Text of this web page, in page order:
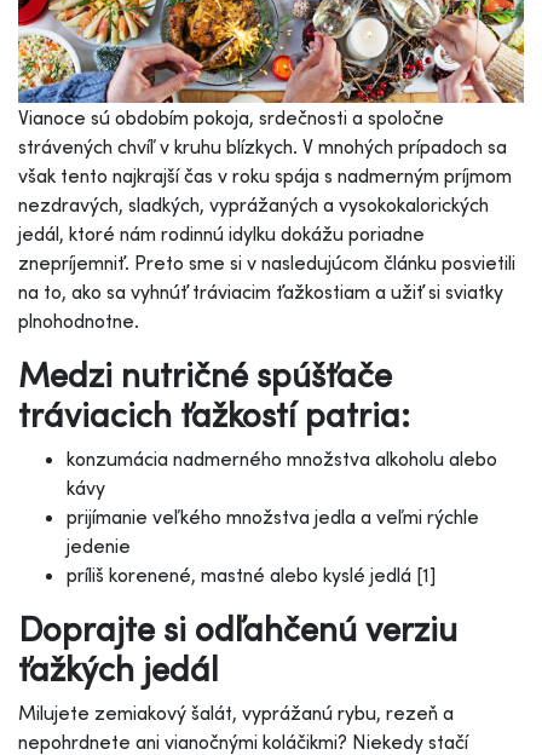
Vianoce sú obdobím pokoja, srdečnosti a spoločne
strávených chvíľ v kruhu blízkych. V mnohých prípadoch sa
však tento najkrajší čas v roku spája s nadmerným príjmom
nezdravých, sladkých, vyprážaných a vysokokalorických
jedál, ktoré nám rodinnú idylku dokážu poriadne
znepríjemniť. Preto sme si v nasledujúcom článku posvietili
na to, ako sa vyhnúť tráviacim ťažkostiam a užiť si sviatky
plnohodnotne.
Medzi nutričné spúšťače
tráviacich ťažkostí patria:
konzumácia nadmerného množstva alkoholu alebo
kávy
prijímanie veľkého množstva jedla a veľmi rýchle
jedenie
príliš korenené, mastné alebo kyslé jedlá [1]
Doprajte si odľahčenú verziu
ťažkých jedál
Milujete zemiakový šalát, vyprážanú rybu, rezeň a
nepohrdnete ani vianočnými koláčikmi? Niekedy stačí